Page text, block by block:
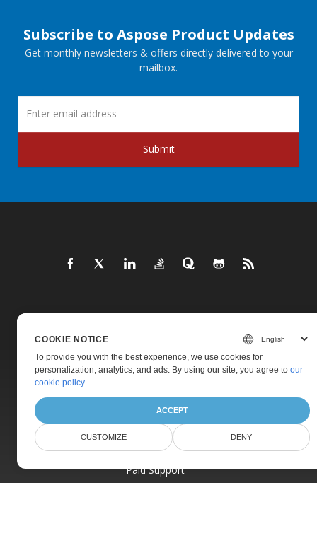
Subscribe to Aspose Product Updates
Get monthly newsletters & offers directly delivered to your
mailbox.
Submit
Home
New Releases
Live Demos
Free Support
Paid Support
COOKIE NOTICE
To provide you with the best experience, we use cookies for
personalization, analytics, and ads. By using our site, you agree toour
cookie policy.
ACCEPT
CUSTOMIZE DENY